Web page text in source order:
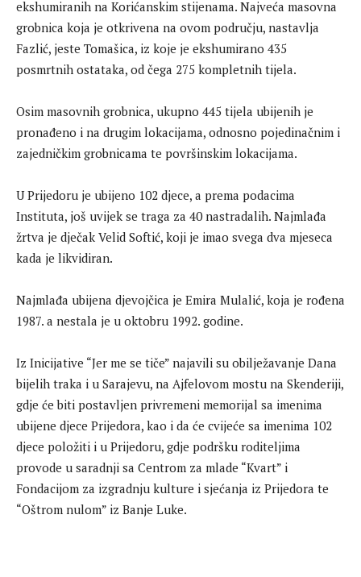
ekshumiranih na Korićanskim stijenama. Najveća masovna
grobnica koja je otkrivena na ovom području, nastavlja
Fazlić, jeste Tomašica, iz koje je ekshumirano 435
posmrtnih ostataka, od čega 275 kompletnih tijela.
Osim masovnih grobnica, ukupno 445 tijela ubijenih je
pronađeno i na drugim lokacijama, odnosno pojedinačnim i
zajedničkim grobnicama te površinskim lokacijama.
U Prijedoru je ubijeno 102 djece, a prema podacima
Instituta, još uvijek se traga za 40 nastradalih. Najmlađa
žrtva je dječak Velid Softić, koji je imao svega dva mjeseca
kada je likvidiran.
Najmlađa ubijena djevojčica je Emira Mulalić, koja je rođena
1987. a nestala je u oktobru 1992. godine.
Iz Inicijative “Jer me se tiče” najavili su obilježavanje Dana
bijelih traka i u Sarajevu, na Ajfelovom mostu na Skenderiji,
gdje će biti postavljen privremeni memorijal sa imenima
ubijene djece Prijedora, kao i da će cvijeće sa imenima 102
djece položiti i u Prijedoru, gdje podršku roditeljima
provode u saradnji sa Centrom za mlade “Kvart” i
Fondacijom za izgradnju kulture i sjećanja iz Prijedora te
“Oštrom nulom” iz Banje Luke.